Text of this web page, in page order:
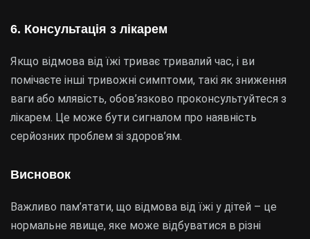
6. Консультація з лікарем
Якщо відмова від їжі триває тривалий час, і ви
помічаєте інші тривожні симптоми, такі як зниження
ваги або млявість, обов’язково проконсультуйтеся з
лікарем. Це може бути сигналом про наявність
серйозних проблем зі здоров’ям.
Висновок
Важливо пам’ятати, що відмова від їжі у дітей – це
нормальне явище, яке може відбуватися в різні